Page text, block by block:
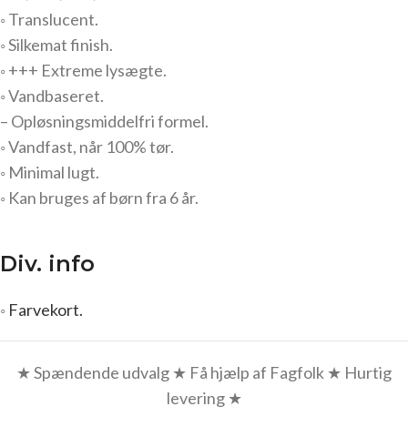
◦ Translucent.
◦ Silkemat finish.
◦ +++ Extreme lysægte.
◦ Vandbaseret.
– Opløsningsmiddelfri formel.
◦ Vandfast, når 100% tør.
◦ Minimal lugt.
◦ Kan bruges af børn fra 6 år.
Div. info
◦ Farvekort.
★ Spændende udvalg ★ Få hjælp af Fagfolk ★ Hurtig
levering ★